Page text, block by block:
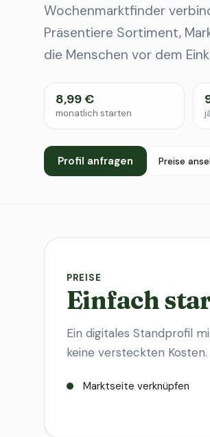
Wochenmarktfinder
Präsentiere Sortiment,
die Menschen vor dem
8,99 €
monatlich starten
Profil anfragen Preise
PREISE
Einfach
Ein digitales Standprofil
keine versteckten Kosten.
Marktseite verknüpfen